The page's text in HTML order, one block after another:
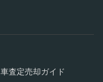
車査定売却ガイド